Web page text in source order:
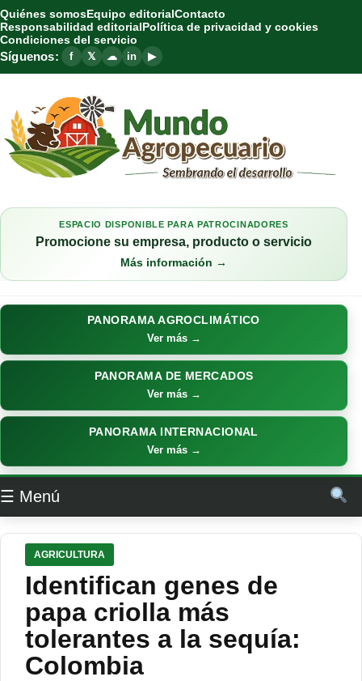
Quiénes somosEquipo editorialContacto
Responsabilidad editorialPolítica de privacidad y cookies
Condiciones del servicio
Síguenos: f 𝕏 ☁ in ▶
ESPACIO DISPONIBLE PARA PATROCINADORES
Promocione su empresa, producto o servicio
Más información →
PANORAMA AGROCLIMÁTICO
Ver más →
PANORAMA DE MERCADOS
Ver más →
PANORAMA INTERNACIONAL
Ver más →
☰ Menú
AGRICULTURA
Identifican genes de
papa criolla más
tolerantes a la sequía:
Colombia